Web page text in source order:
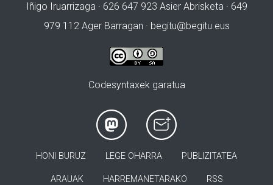
Iñigo Iruarrizaga · 626 647 923 Asier Abrisketa · 649
979 112 Ager Barragan · begitu@begitu.eus
Codesyntaxek garatua
HONI BURUZ LEGE OHARRA PUBLIZITATEA
ARAUAK HARREMANETARAKO RSS